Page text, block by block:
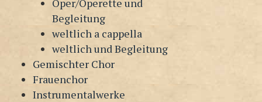
Begleitung
weltlich a cappella
weltlich und Begleitung
Gemischter Chor
Frauenchor
Instrumentalwerke